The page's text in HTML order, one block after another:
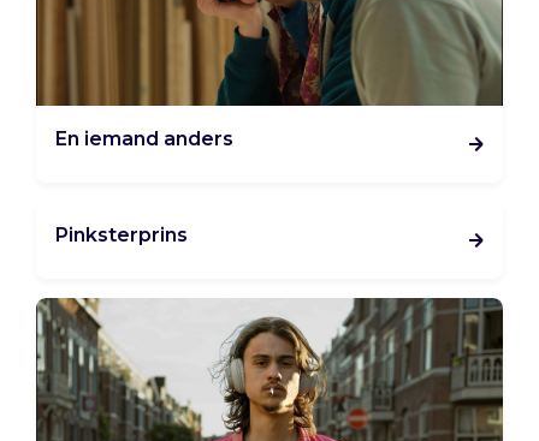
En iemand anders
Pinksterprins